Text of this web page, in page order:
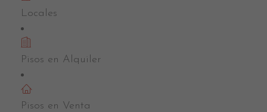
Locales
Pisos en Alquiler
Pisos en Venta